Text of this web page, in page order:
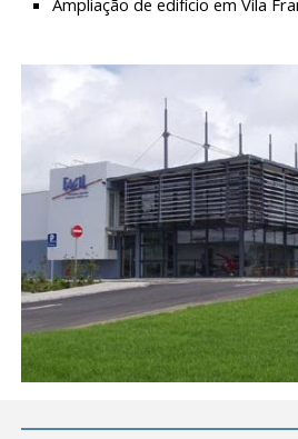
Ampliação de edifício em Vila